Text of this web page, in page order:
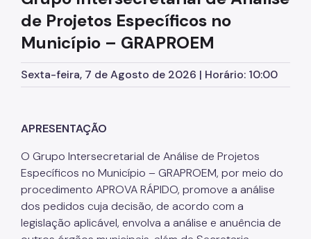
Planos Regionais
Demais Leis e Decretos
Urbanismo
Transferência do Direito de Construir - TDC
Função Social
Mapas e Dados Urbanos
Uso do Solo
de Projetos Específicos no
Município – GRAPROEM
Sexta-feira, 7 de Agosto de 2026 | Horário: 10:00
APRESENTAÇÃO
O Grupo Intersecretarial de Análise de Projetos
Específicos no Município – GRAPROEM, por meio do
procedimento APROVA RÁPIDO, promove a análise
dos pedidos cuja decisão, de acordo com a
legislação aplicável, envolva a análise e anuência de